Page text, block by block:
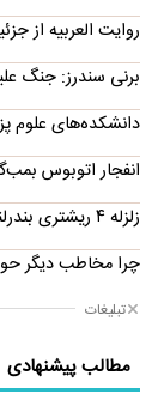
روایت العربیه از
برنی سندرز: جنگ
دانشکده‌های علوم
انفجار اتوبوس
زلزله ۴ ریشتری بندرلنگه را لرزاند
چرا مخاطب دیگر حوصله سریال
تبلیغات
مطالب پیشنهادی